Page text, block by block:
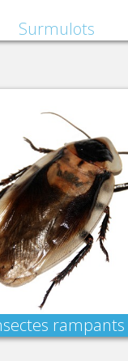
Surmulots
rampants